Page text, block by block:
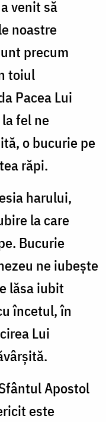
venit să
noastre
precum
toiul
Pacea Lui
fel ne
o bucurie pe
răpi.
harului,
la care
Bucurie
ne iubeşte
lăsa iubit
încetul, în
Lui
Apostol
este